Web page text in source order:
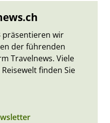
präsentieren wir
der führenden
Travelnews. Viele
finden Sie